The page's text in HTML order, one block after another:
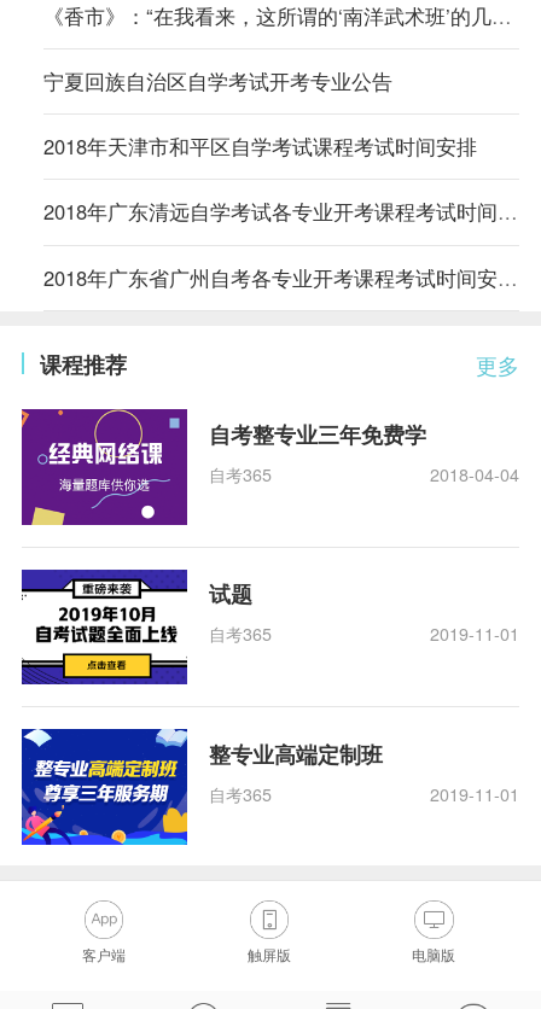
《香市》：“在我看来，这所谓的‘南洋武术班’的几套把式比起从前
宁夏回族自治区自学考试开考专业公告
2018年天津市和平区自学考试课程考试时间安排
2018年广东清远自学考试各专业开考课程考试时间安排的通知
2018年广东省广州自考各专业开考课程考试时间安排的通知
更多
课程推荐
自考整专业三年免费学
自考365 2018-04-04
试题
自考365 2019-11-01
整专业高端定制班
自考365 2019-11-01
客户端 触屏版 电脑版